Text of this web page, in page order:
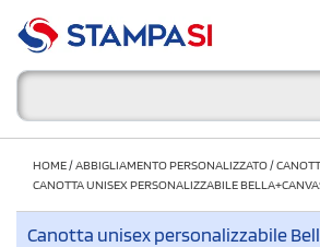
HOME/ABBIGLIAMENTO PERSONALIZZATO/
CANOTTA UNISEX PERSONALIZZABILE
Canotta unisex personalizzabile